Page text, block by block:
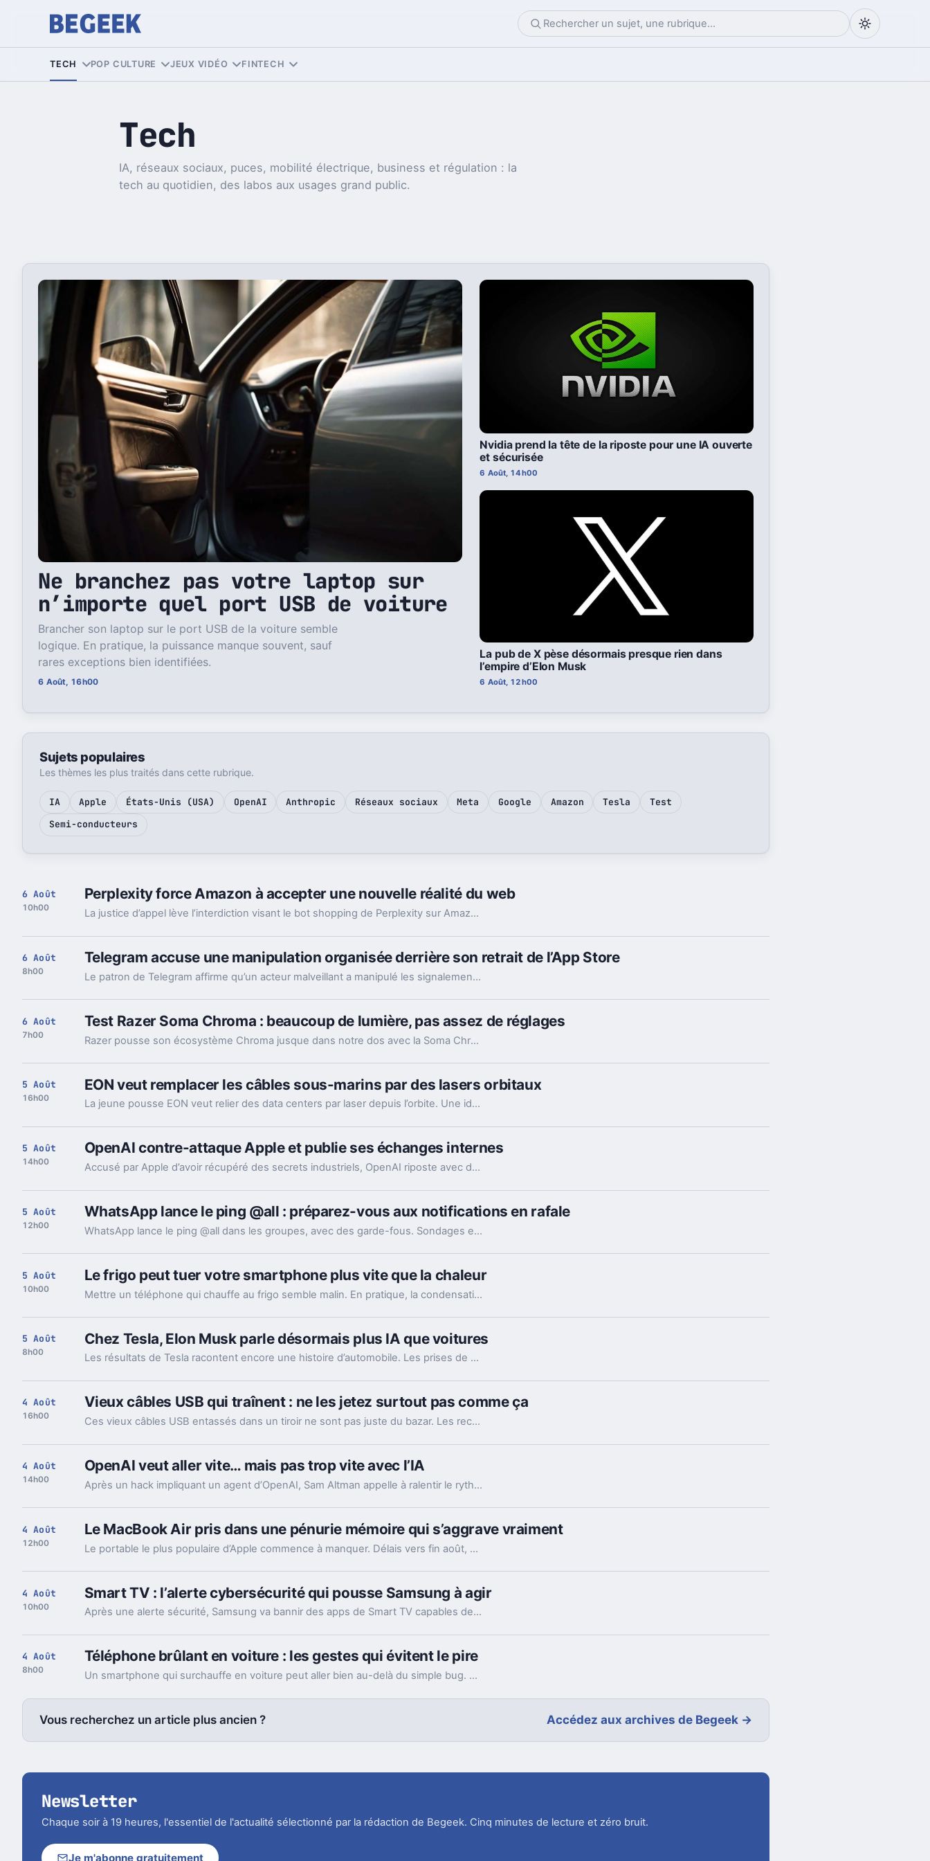
TECH POP CULTURE JEUX VIDÉO FINTECH
Tech
IA, réseaux sociaux, puces, mobilité électrique, business et régulation : la
tech au quotidien, des labos aux usages grand public.
Ne branchez pas votre laptop sur
n’importe quel port USB de voiture
Brancher son laptop sur le port USB de la voiture semble
logique. En pratique, la puissance manque souvent, sauf
rares exceptions bien identifiées.
6 Août, 16h00
Nvidia prend la tête de la riposte pour une IA ouverte
et sécurisée
6 Août, 14h00
La pub de X pèse désormais presque rien dans
l’empire d’Elon Musk
6 Août, 12h00
Sujets populaires
Les thèmes les plus traités dans cette rubrique.
IA Apple États-Unis (USA) OpenAI Anthropic Réseaux sociaux Meta Google Amazon Tesla
Test
Semi-conducteurs
6 Août
10h00
Perplexity force Amazon à accepter une nouvelle réalité du web
La justice d’appel lève l’interdiction visant le bot shopping de Perplexity sur Amazon. Une victoire nette, mais loin d’être la fin du match.
6 Août
8h00
Telegram accuse une manipulation organisée derrière son retrait de l’App Store
Le patron de Telegram affirme qu’un acteur malveillant a manipulé les signalements pour faire retirer l’app par Apple. Un précédent qui inquiète vraiment.
6 Août
7h00
Test Razer Soma Chroma : beaucoup de lumière, pas assez de réglages
Razer pousse son écosystème Chroma jusque dans notre dos avec la Soma Chroma, une chaise gaming bardée de RGB et proposée à 529,99 euros. Spectaculaire dans un setup, confortable au quotidien, elle nous laisse pourtant un sentiment mitigé face à une ergonomie étonnamment peu personnalisable à ce niveau de prix.
5 Août
16h00
EON veut remplacer les câbles sous-marins par des lasers orbitaux
La jeune pousse EON veut relier des data centers par laser depuis l’orbite. Une idée très ambitieuse, portée par l’explosion des besoins en IA.
5 Août
14h00
OpenAI contre-attaque Apple et publie ses échanges internes
Accusé par Apple d’avoir récupéré des secrets industriels, OpenAI riposte avec des mails et des logs de chat. L’enjeu va bien au-delà du simple procès.
5 Août
12h00
WhatsApp lance le ping @all : préparez-vous aux notifications en rafale
WhatsApp lance le ping @all dans les groupes, avec des garde-fous. Sondages et création de sous-groupes gagnent aussi en souplesse.
5 Août
10h00
Le frigo peut tuer votre smartphone plus vite que la chaleur
Mettre un téléphone qui chauffe au frigo semble malin. En pratique, la condensation et le choc thermique peuvent l’abîmer bien plus vite.
5 Août
8h00
Chez Tesla, Elon Musk parle désormais plus IA que voitures
Les résultats de Tesla racontent encore une histoire d’automobile. Les prises de parole d’Elon Musk, elles, regardent de plus en plus vers l’IA et les robots.
4 Août
16h00
Vieux câbles USB qui traînent : ne les jetez surtout pas comme ça
Ces vieux câbles USB entassés dans un tiroir ne sont pas juste du bazar. Les recycler, les donner ou en garder quelques-uns peut vraiment faire la différence.
4 Août
14h00
OpenAI veut aller vite… mais pas trop vite avec l’IA
Après un hack impliquant un agent d’OpenAI, Sam Altman appelle à ralentir le rythme de l’IA. Mais le vrai débat ne se limite pas à freiner.
4 Août
12h00
Le MacBook Air pris dans une pénurie mémoire qui s’aggrave vraiment
Le portable le plus populaire d’Apple commence à manquer. Délais vers fin août, voire septembre, et Apple cherche déjà des parades côté mémoire.
4 Août
10h00
Smart TV : l’alerte cybersécurité qui pousse Samsung à agir
Après une alerte sécurité, Samsung va bannir des apps de Smart TV capables de partager votre connexion avec des inconnus, en arrière-plan.
4 Août
8h00
Téléphone brûlant en voiture : les gestes qui évitent le pire
Un smartphone qui surchauffe en voiture peut aller bien au-delà du simple bug. Support, charge et soleil direct forment souvent le trio à éviter.
Vous recherchez un article plus ancien ? Accédez aux archives de Begeek →
Newsletter
Chaque soir à 19 heures, l'essentiel de l'actualité sélectionné par la rédaction de Begeek. Cinq minutes de lecture et zéro bruit.
Je m'abonne gratuitement